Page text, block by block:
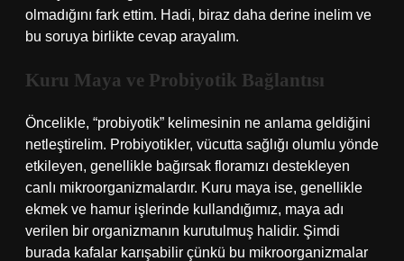
olmadığını fark ettim. Hadi, biraz daha derine inelim ve
bu soruya birlikte cevap arayalım.
Kuru Maya ve Probiyotik Bağlantısı
Öncelikle, “probiyotik” kelimesinin ne anlama geldiğini
netleştirelim. Probiyotikler, vücutta sağlığı olumlu yönde
etkileyen, genellikle bağırsak floramızı destekleyen
canlı mikroorganizmalardır. Kuru maya ise, genellikle
ekmek ve hamur işlerinde kullandığımız, maya adı
verilen bir organizmanın kurutulmuş halidir. Şimdi
burada kafalar karışabilir çünkü bu mikroorganizmalar